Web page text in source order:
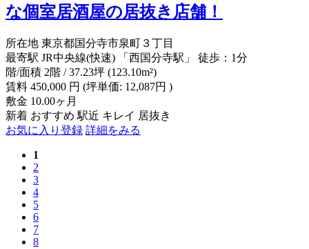
な個室居酒屋の居抜き店舗！
所在地 東京都国分寺市泉町３丁目
最寄駅 JR中央線(快速) 「西国分寺駅」 徒歩：1分
階/面積 2階 / 37.23坪 (123.10m²)
賃料 450,000 円 (坪単価: 12,087円 )
敷金 10.00ヶ月
新着 おすすめ 駅近 キレイ 居抜き
お気に入り登録 詳細をみる
1
2
3
4
5
6
7
8